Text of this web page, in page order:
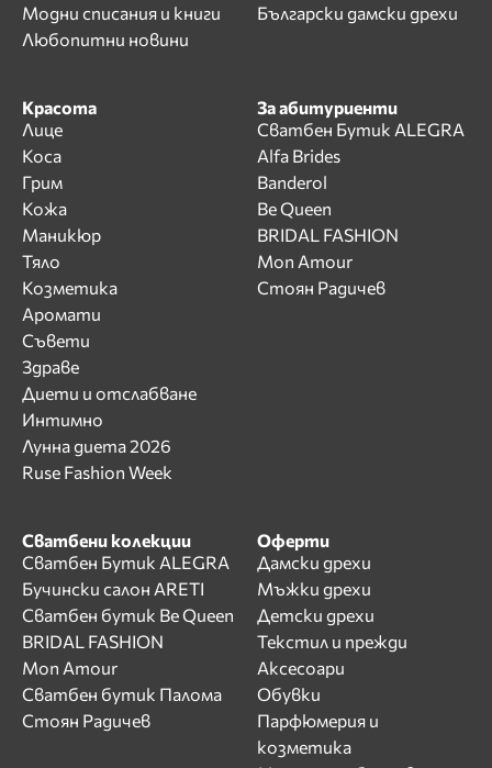
Модни списания и книги
Любопитни новини
Български дамски дрехи
Красота
Лице
Коса
Грим
Кожа
Маникюр
Тяло
Козметика
Аромати
Съвети
Здраве
Диети и отслабване
Интимно
Лунна диета 2026
Ruse Fashion Week
За абитуриенти
Сватбен Бутик ALEGRA
Alfa Brides
Banderol
Be Queen
BRIDAL FASHION
Mon Amour
Стоян Радичев
Сватбени колекции
Сватбен Бутик ALEGRA
Бучински салон ARETI
Сватбен бутик Be Queen
BRIDAL FASHION
Mon Amour
Сватбен бутик Палома
Стоян Радичев
Оферти
Дамски дрехи
Мъжки дрехи
Детски дрехи
Текстил и прежди
Аксесоари
Обувки
Парфюмерия и
козметика